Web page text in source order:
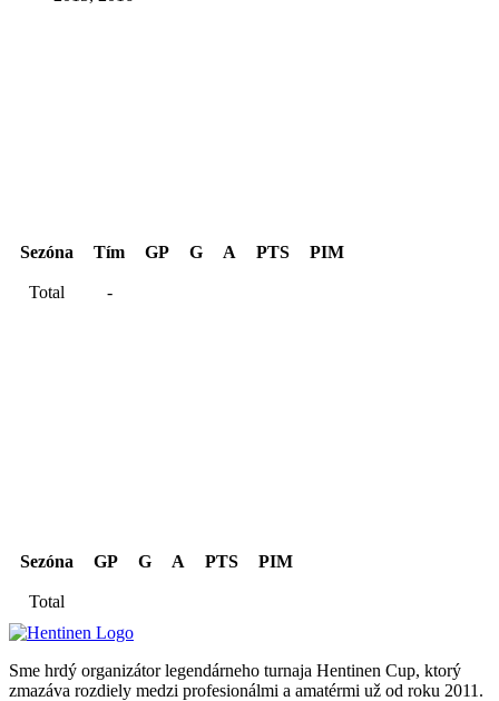
Sezóna Tím GP G A PTS PIM
Total -
Sezóna GP G A PTS PIM
Total
Sme hrdý organizátor legendárneho turnaja Hentinen Cup, ktorý
zmazáva rozdiely medzi profesionálmi a amatérmi už od roku 2011.